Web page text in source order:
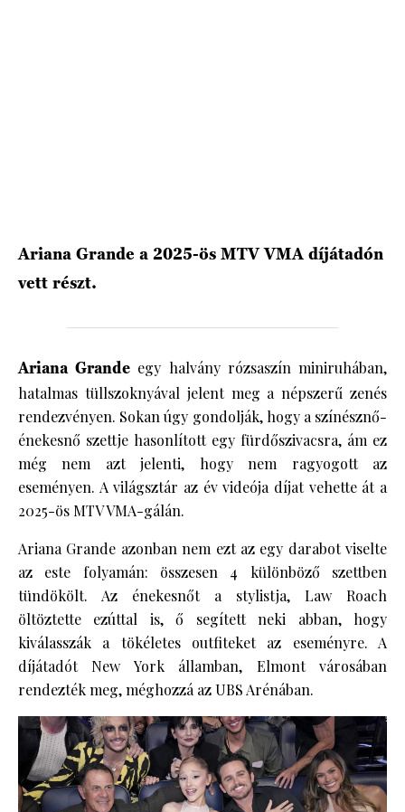
Ariana Grande a 2025-ös MTV VMA díjátadón
vett részt.
Ariana Grande egy halvány rózsaszín miniruhában,
hatalmas tüllszoknyával jelent meg a népszerű zenés
rendezvényen. Sokan úgy gondolják, hogy a színésznő-
énekesnő szettje hasonlított egy fürdőszivacsra, ám ez
még nem azt jelenti, hogy nem ragyogott az
eseményen. A világsztár az év videója díjat vehette át a
2025-ös MTV VMA-gálán.
Ariana Grande azonban nem ezt az egy darabot viselte
az este folyamán: összesen 4 különböző szettben
tündökölt. Az énekesnőt a stylistja, Law Roach
öltöztette ezúttal is, ő segített neki abban, hogy
kiválasszák a tökéletes outfiteket az eseményre. A
díjátadót New York államban, Elmont városában
rendezték meg, méghozzá az UBS Arénában.